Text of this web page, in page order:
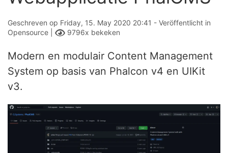
Geschreven op Friday, 15. May 2020 20:41 - Veröffentlicht in
Opensource
9796x bekeken
Modern en modulair Content Management
System op basis van Phalcon v4 en UIKit
v3.